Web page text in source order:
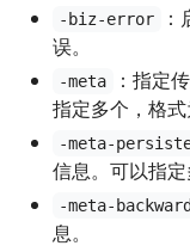
-biz-error
误。
-meta
：指定
指定多个，格式
-meta-
信息。可以指定
-meta-backward
息。